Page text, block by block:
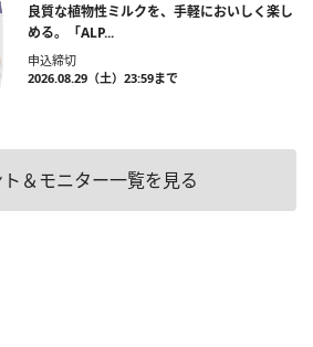
良質な植物性ミルクを、手軽においしく楽し
める。「ALP...
申込締切
2026.08.29（土）23:59まで
＆モニター一覧を見る